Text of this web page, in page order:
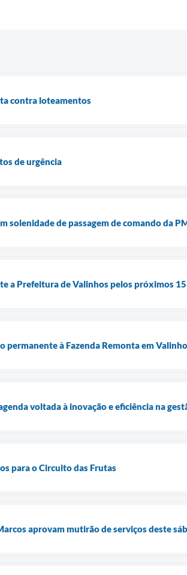
contra loteamentos
de urgência
solenidade de passagem de comando da
a Prefeitura de Valinhos pelos próximos
à Fazenda Remonta em
voltada à inovação e eficiência na
para o Circuito das Frutas
aprovam mutirão de serviços deste